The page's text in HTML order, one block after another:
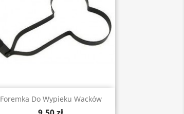
Foremka Do Wypieku Wacków
Szybki podgląd